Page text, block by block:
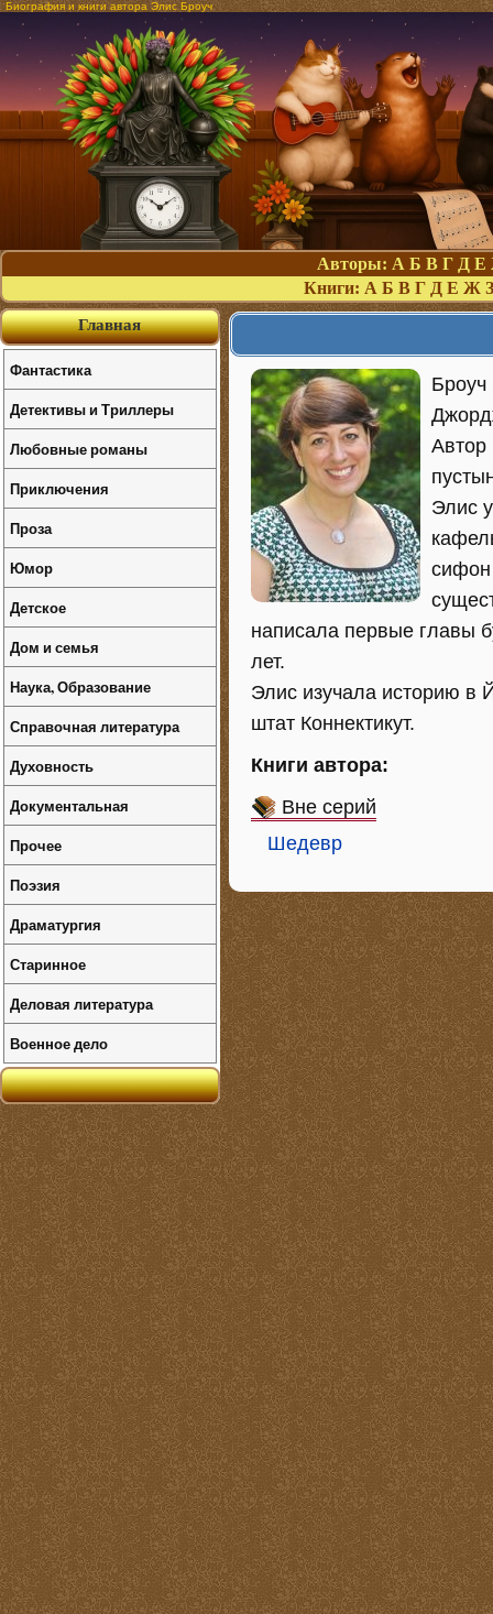
Биография и книги автора Элис Броуч
Авторы: А Б В Г Д Е
Книги: А Б В Г Д Е Ж З
Броуч
Автор
Элис
сифон
написала первые главы
лет.
Элис изучала историю в
штат Коннектикут.
Книги автора:
Вне серий
Шедевр
Главная
Фантастика
Детективы и Триллеры
Любовные романы
Приключения
Проза
Юмор
Детское
Дом и семья
Наука, Образование
Справочная литература
Духовность
Документальная
Прочее
Поэзия
Драматургия
Старинное
Деловая литература
Военное дело